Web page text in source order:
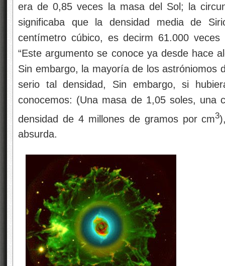
era de 0,85 veces la masa del Sol; la
significaba que la densidad media de
centímetro cúbico, es decirm 61.000
“Este argumento se conoce ya desde hace
Sin embargo, la mayoría de los astróniomos
serio tal densidad, Sin embargo, si
conocemos: (Una masa de 1,05 soles, una
densidad de 4 millones de gramos por cm3
absurda.